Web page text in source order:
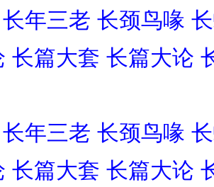
长年三老 长颈鸟喙
长篇大套 长篇大论
长年三老 长颈鸟喙
长篇大套 长篇大论